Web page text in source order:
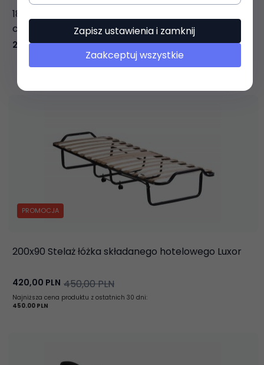
185x80 Materac do łóżka składanego o grubości 10
cm
250,00PLN
PROMOCJA
200x90 Stelaż łóżka składanego hotelowego Luxor
420,00 PLN 450,00 PLN
Najniższa cena produktu z ostatnich 30 dni:
450.00 PLN
Zapisz ustawienia i zamknij
Zaakceptuj wszystkie